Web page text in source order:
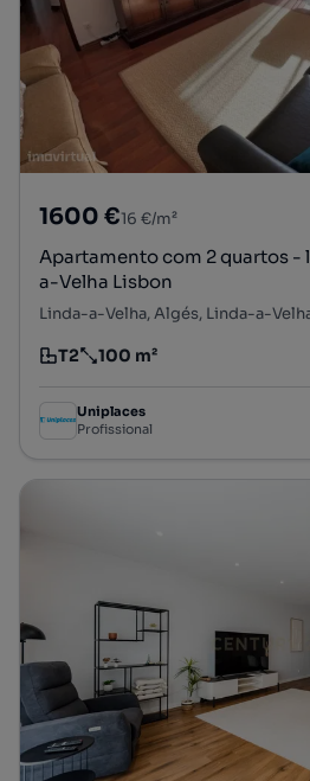
1600 €16 €/m²
Apartamento com 2 quartos -
a-Velha Lisbon
Tipologia
T2
Preço por metro quadrado
100 m²
Uniplaces
Profissional